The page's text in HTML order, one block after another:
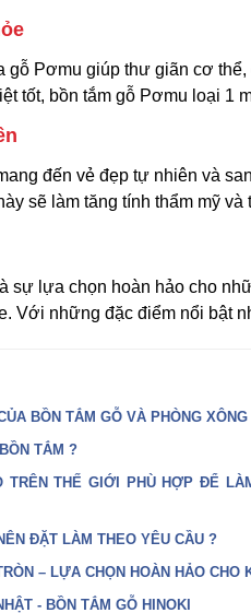
Pơmu giúp thư giãn cơ
tốt, bồn tắm gỗ Pơmu loại 1
đến vẻ đẹp tự nhiên và
sẽ làm tăng tính thẩm mỹ
sự lựa chọn hoàn hảo cho
Với những đặc điểm nổi bật
BỒN TẮM GỖ VÀ PHÒNG XÔNG
TẮM ?
TRÊN THẾ GIỚI PHÙ HỢP ĐỂ
ĐẶT LÀM THEO YÊU CẦU ?
– LỰA CHỌN HOÀN HẢO CHO
- BỒN TẮM GỖ HINOKI